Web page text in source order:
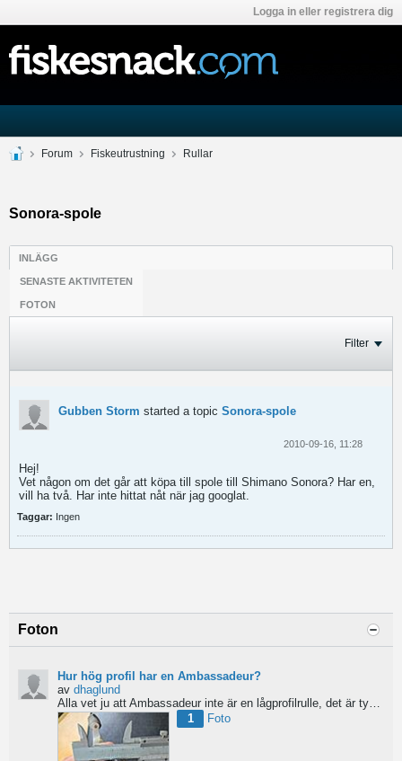
Logga in eller registrera dig
Forum Fiskeutrustning Rullar
Sonora-spole
INLÄGG
SENASTE AKTIVITETEN
FOTON
Filter
Gubben Storm started a topic Sonora-spole
2010-09-16, 11:28
Hej!
Vet någon om det går att köpa till spole till Shimano Sonora? Har en,
vill ha två. Har inte hittat nåt när jag googlat.
Taggar: Ingen
Foton
Hur hög profil har en Ambassadeur?
av dhaglund
Alla vet ju att Ambassadeur inte är en lågprofilrulle, det är tydligt. Men hur hög profil har de egentligen?...
1
Foto